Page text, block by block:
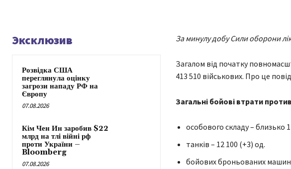
Эксклюзив
Розвідка США
переглянула оцінку
загрози нападу РФ на
Європу
07.08.2026
Кім Чен Ин заробив $22
млрд на тлі війні рф
проти України –
Bloomberg
07.08.2026
За минулу добу Сили оборони
Загалом від початку
413 510 військових. Про це
Загальні бойові втрати
особового складу – близько
танків – 12 100 (+3) од.
бойових броньованих машин